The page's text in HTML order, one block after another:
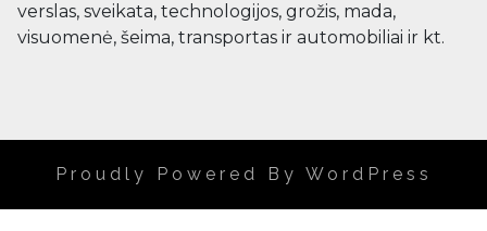
verslas, sveikata, technologijos, grožis, mada,
visuomenė, šeima, transportas ir automobiliai ir kt.
Proudly Powered By WordPress